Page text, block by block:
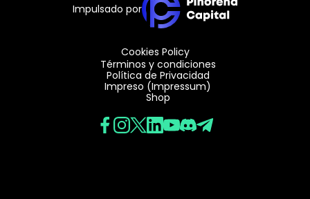
Impulsado por
Cookies Policy
Términos y condiciones
Política de Privacidad
Impreso (Impressum)
Shop